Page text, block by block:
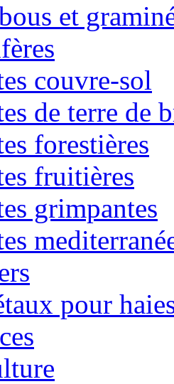
et
couvre-sol
de terre de
forestières
fruitières
grimpantes
pour